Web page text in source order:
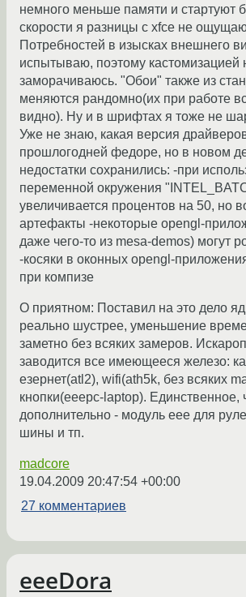
немного меньше памяти и стартуют
скорости я разницы с xfce не
Потребностей в изысках внешнего
испытываю, поэтому кастомизацией
заморачиваюсь. "Обои" также из
меняются рандомно(их при работе
видно). Ну и в шрифтах я тоже не
Уже не знаю, какая версия
прошлогодней федоре, но в новом
недостатки сохранились: -при
переменной окружения
увеличивается процентов на 50, но
артефакты -некоторые opengl-
даже чего-то из mesa-demos) могут
-косяки в оконных opengl-
при компизе
О приятном: Поставил на это дело
реально шустрее, уменьшение
заметно без всяких замеров.
заводится все имеющееся железо:
езернет(atl2), wifi(ath5k, без всяких
кнопки(eeepc-laptop). Единственное,
дополнительно - модуль eee для
шины и тп.
madcore
19.04.2009 20:47:54 +00:00
27 комментариев
eeeDora